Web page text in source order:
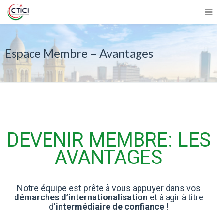
Espace Membre – Avantages
DEVENIR MEMBRE: LES
AVANTAGES
Notre équipe est prête à vous appuyer dans vos
démarches d’internationalisation et à agir à titre
d'intermédiaire de confiance!